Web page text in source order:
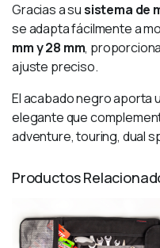
Gracias a susistema de
se adapta fácilmente a
mm y 28 mm,
ajuste preciso.
El acabado negro aporta
elegante que
adventure, touring, dual
Productos